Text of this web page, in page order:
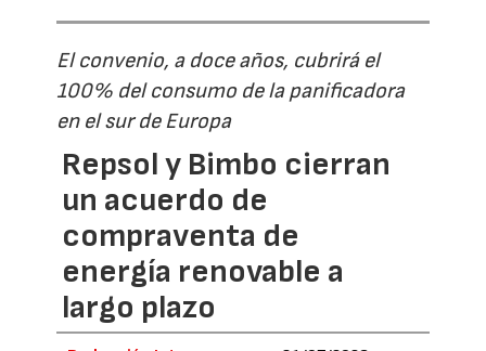
El convenio, a doce años, cubrirá el
100% del consumo de la panificadora
en el sur de Europa
Repsol y Bimbo cierran
un acuerdo de
compraventa de
energía renovable a
largo plazo